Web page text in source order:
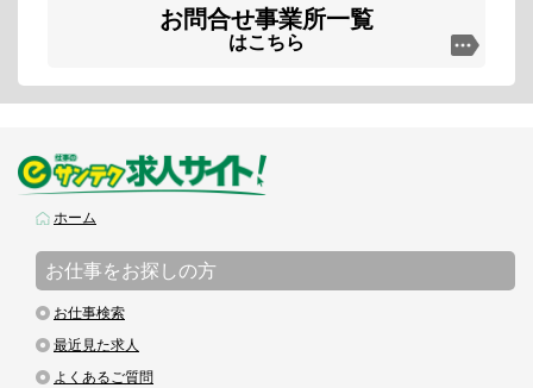
お問合せ事業所一覧
はこちら
ホーム
お仕事をお探しの方
お仕事検索
最近見た求人
よくあるご質問